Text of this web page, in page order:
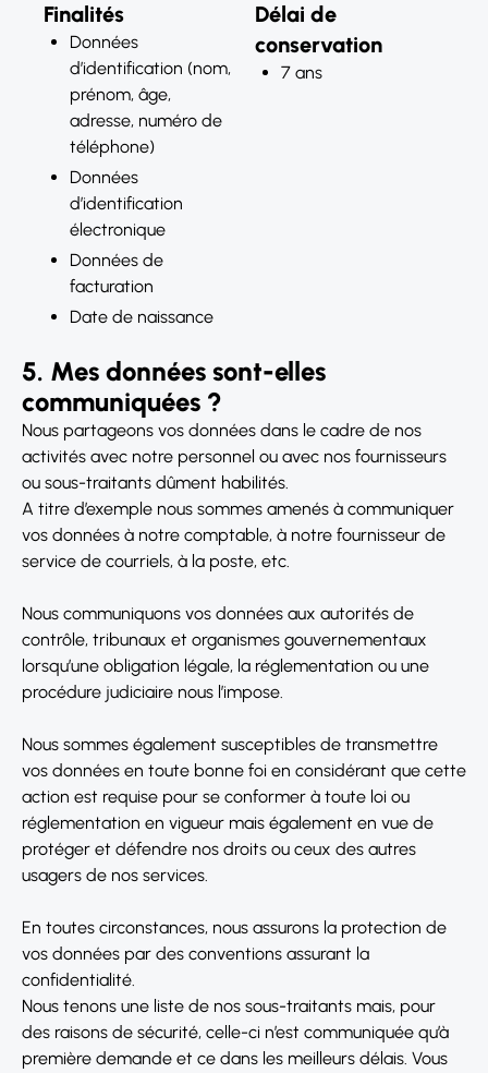
Finalités
Données
d’identification (nom,
prénom, âge,
adresse, numéro de
téléphone)
Données
d’identification
électronique
Données de
facturation
Date de naissance
Délai de
conservation
7 ans
5. Mes données sont-elles
communiquées ?
Nous partageons vos données dans le cadre de nos
activités avec notre personnel ou avec nos fournisseurs
ou sous-traitants dûment habilités.
A titre d’exemple nous sommes amenés à communiquer
vos données à notre comptable, à notre fournisseur de
service de courriels, à la poste, etc.
Nous communiquons vos données aux autorités de
contrôle, tribunaux et organismes gouvernementaux
lorsqu’une obligation légale, la réglementation ou une
procédure judiciaire nous l’impose.
Nous sommes également susceptibles de transmettre
vos données en toute bonne foi en considérant que cette
action est requise pour se conformer à toute loi ou
réglementation en vigueur mais également en vue de
protéger et défendre nos droits ou ceux des autres
usagers de nos services.
En toutes circonstances, nous assurons la protection de
vos données par des conventions assurant la
confidentialité.
Nous tenons une liste de nos sous-traitants mais, pour
des raisons de sécurité, celle-ci n’est communiquée qu’à
première demande et ce dans les meilleurs délais. Vous